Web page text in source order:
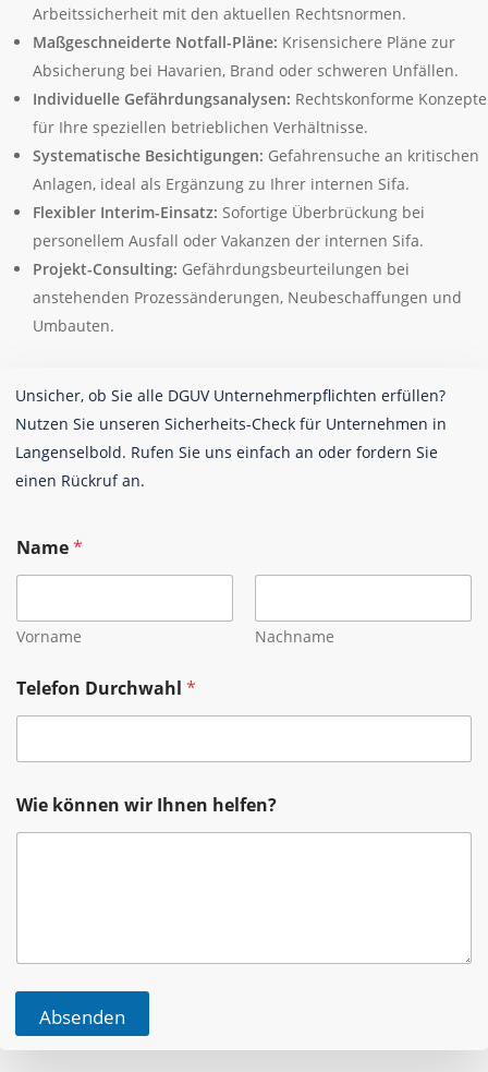
Arbeitssicherheit mit den aktuellen Rechtsnormen.
Maßgeschneiderte Notfall-Pläne: Krisensichere Pläne zur
Absicherung bei Havarien, Brand oder schweren Unfällen.
Individuelle Gefährdungsanalysen: Rechtskonforme Konzepte
für Ihre speziellen betrieblichen Verhältnisse.
Systematische Besichtigungen: Gefahrensuche an kritischen
Anlagen, ideal als Ergänzung zu Ihrer internen Sifa.
Flexibler Interim-Einsatz: Sofortige Überbrückung bei
personellem Ausfall oder Vakanzen der internen Sifa.
Projekt-Consulting: Gefährdungsbeurteilungen bei
anstehenden Prozessänderungen, Neubeschaffungen und
Umbauten.
Unsicher, ob Sie alle DGUV Unternehmerpflichten erfüllen?
Nutzen Sie unseren Sicherheits-Check für Unternehmen in
Langenselbold. Rufen Sie uns einfach an oder fordern Sie
einen Rückruf an.
Name*
Vorname Nachname
Telefon Durchwahl *
e
l
e
o
n
Wie können wir Ihnen helfen?
Absenden